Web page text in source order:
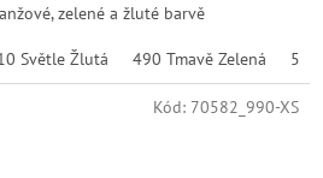
zelené a žluté barvě
Světle Žlutá 490 Tmavě Zelená 590
Kód: 70582_990-XS